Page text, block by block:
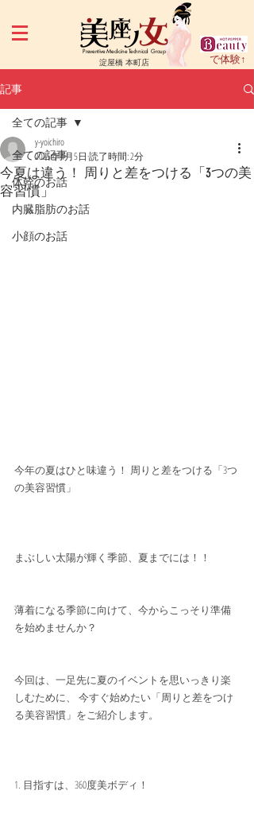
Preventive Medicine Technical Group
淀屋橋 本町店 で体験↑
記事
全ての記事
体幹のお話
内臓脂肪のお話
小顔のお話
全ての記事
今夏は違う！ 周りと差をつける「3つの美
容習慣」
y-yoichiro
2025年4月5日 読了時間: 2分
今年の夏はひと味違う！ 周りと差をつける「3つ
の美容習慣」
まぶしい太陽が輝く季節、夏までには！！
薄着になる季節に向けて、今からこっそり準備
を始めませんか？
今回は、一足先に夏のイベントを思いっきり楽
しむために、 今すぐ始めたい「周りと差をつけ
る美容習慣」をご紹介します。
1. 目指すは、360度美ボディ！